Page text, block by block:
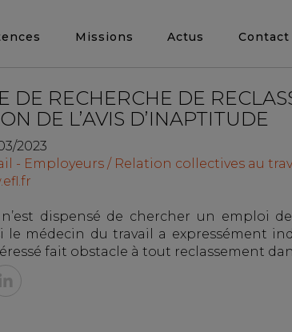
Missions Actus Contact
DE RECHERCHE DE
DE L’AVIS D’INAPTITUDE
2023
- Employeurs / Relation collectives au
n’est dispensé de chercher un emploi
le médecin du travail a expressément
fait obstacle à tout reclassement